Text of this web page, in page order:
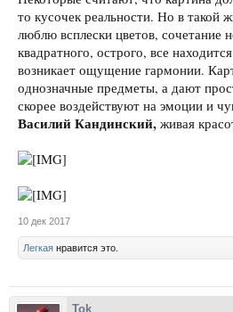
то кусочек реальности. Но в такой
люблю всплески цветов, сочетание
квадратного, острого, все
возникает ощущение гармонии.
однозначные предметы, а дают
скорее воздействуют на эмоции и
Василий Кандинский, живая
10 дек 2017
Легкая нравится это.
Tok